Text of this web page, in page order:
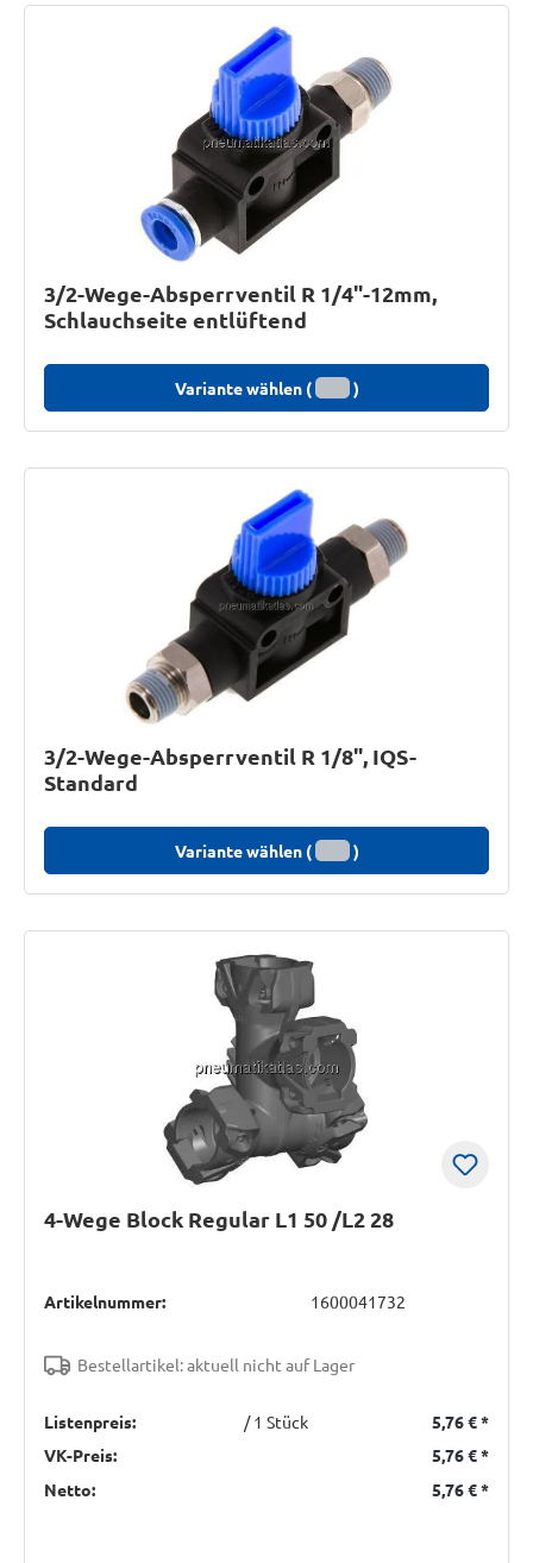
3/2-Wege-Absperrventil R 1/4"-12mm,
Schlauchseite entlüftend
Variante wählen ( )
3/2-Wege-Absperrventil R 1/8", IQS-
Standard
Variante wählen ( )
4-Wege Block Regular L1 50 /L2 28
Artikelnummer: 1600041732
Bestellartikel: aktuell nicht auf Lager
Listenpreis: / 1 Stück 5,76 €*
VK-Preis:
5,76 €*
Netto:
5,76 €*